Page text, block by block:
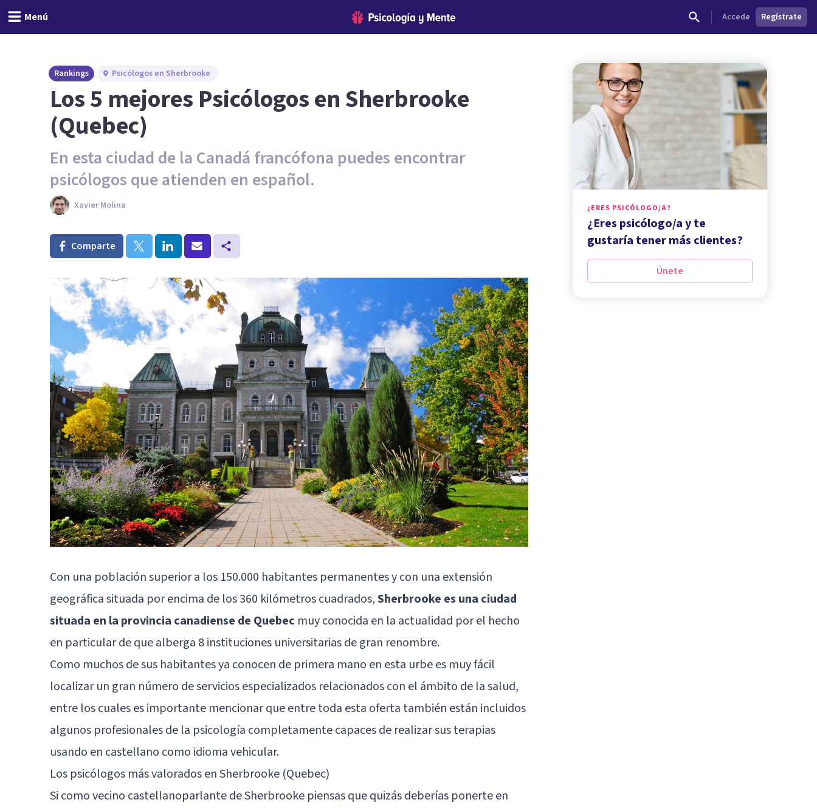
Menú Accede Regístrate
Rankings Psicólogos en Sherbrooke
Los 5 mejores Psicólogos en Sherbrooke
(Quebec)
En esta ciudad de la Canadá francófona puedes encontrar
psicólogos que atienden en español.
Xavier Molina
Comparte
Con una población superior a los 150.000 habitantes permanentes y con una extensión
geográfica situada por encima de los 360 kilómetros cuadrados,Sherbrooke es una ciudad
situada en la provincia canadiense de Quebec muy conocida en la actualidad por el hecho
en particular de que alberga 8 instituciones universitarias de gran renombre.
Como muchos de sus habitantes ya conocen de primera mano en esta urbe es muy fácil
localizar un gran número de servicios especializados relacionados con el ámbito de la salud,
entre los cuales es importante mencionar que entre toda esta oferta también están incluidos
algunos profesionales de la psicología completamente capaces de realizar sus terapias
usando en castellano como idioma vehicular.
Los psicólogos más valorados en Sherbrooke (Quebec)
Si como vecino castellanoparlante de Sherbrooke piensas que quizás deberías ponerte en
¿ERES PSICÓLOGO/A?
¿Eres psicólogo/a y te
gustaría tener más clientes?
Únete